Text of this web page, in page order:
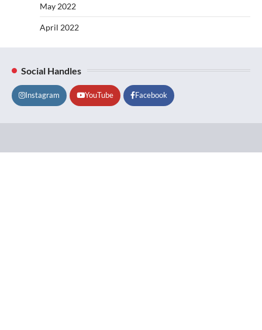
May 2022
April 2022
Social Handles
Instagram YouTube Facebook